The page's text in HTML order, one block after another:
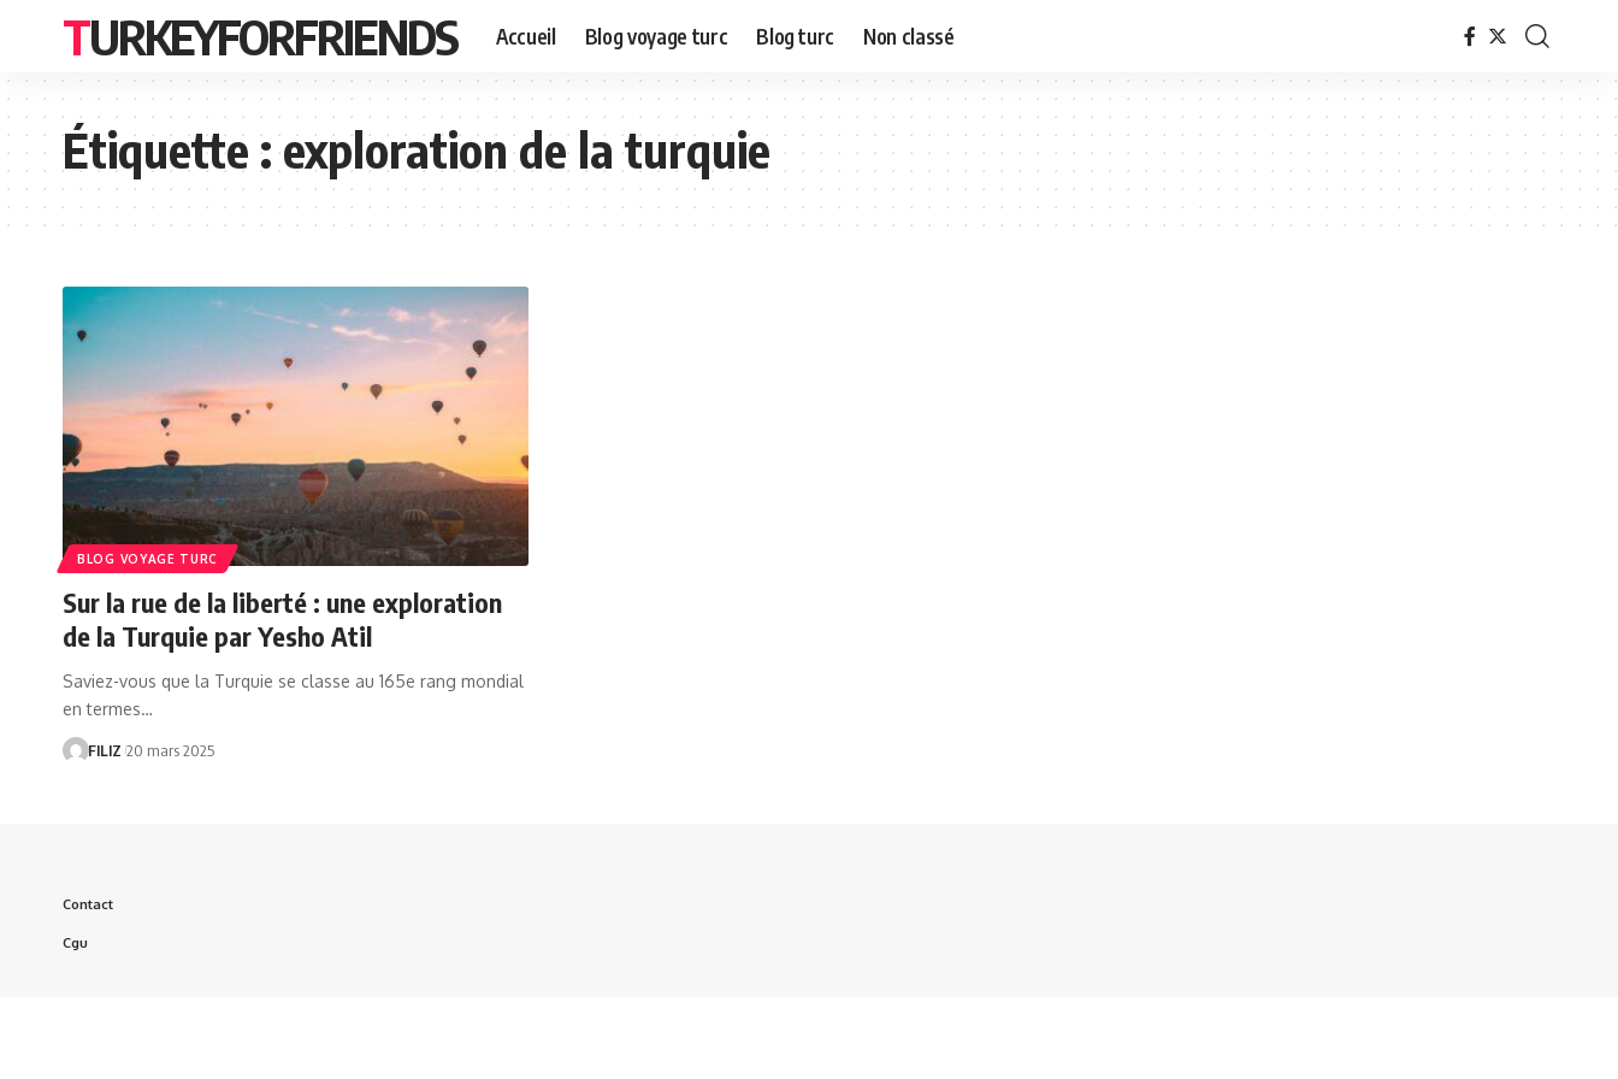
TURKEYFORFRIENDS Accueil Blog voyage turc Blog turc Non classé
Étiquette :exploration de la turquie
BLOG VOYAGE TURC
Sur la rue de la liberté : une exploration
de la Turquie par Yesho Atil
Saviez-vous que la Turquie se classe au 165e rang mondial
en termes…
FILIZ 20 mars 2025
Contact
Cgu